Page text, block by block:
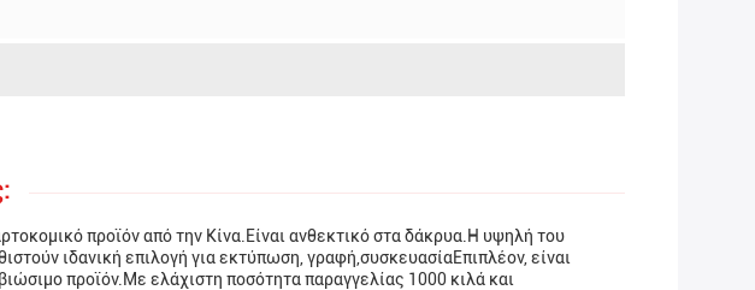
προϊόν από την Κίνα.Είναι ανθεκτικό στα δάκρυα.Η υψηλή του
ιδανική επιλογή για εκτύπωση, γραφή,συσκευασίαΕπιπλέον, είναι
προϊόν.Με ελάχιστη ποσότητα παραγγελίας 1000 κιλά και